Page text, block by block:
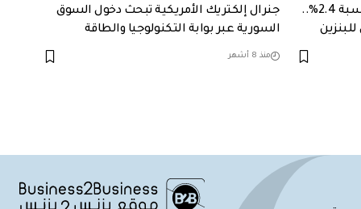
نمو مبيعات السيارات في أوروبا بنسبة 2.4%..
جنرال إلكتريك الأمريكية تبحث دخول السوق
السورية عبر بوابة التكنولوجيا والطاقة
منذ 8 أشهر